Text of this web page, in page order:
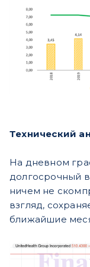
Технический
На дневном
долгосрочный
ничем не
взгляд,
ближайшие